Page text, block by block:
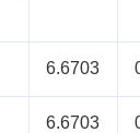
6.6703
6.6703